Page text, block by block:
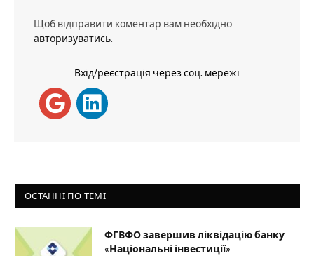
Щоб відправити коментар вам необхідно
авторизуватись.
Вхід/реєстрація через соц. мережі
ОСТАННІ ПО ТЕМІ
ФГВФО завершив ліквідацію банку
«Національні інвестиції»